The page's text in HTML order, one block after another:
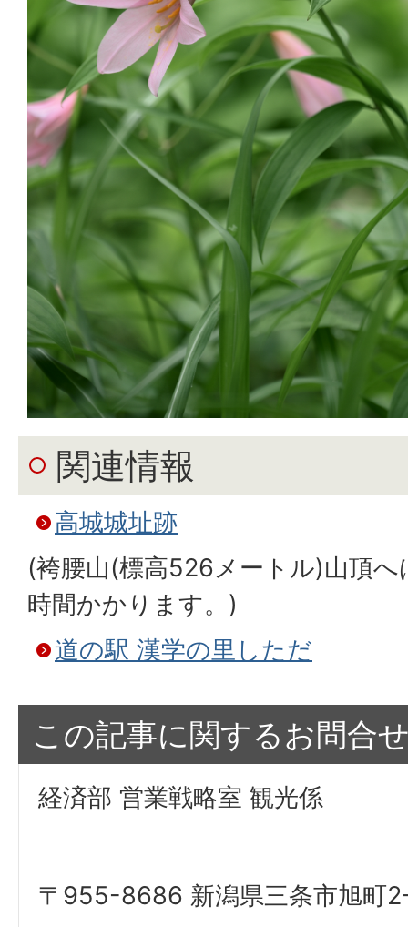
関連情報
高城城址跡
(袴腰山(標高526メートル)山頂へ
時間かかります。)
道の駅 漢学の里しただ
この記事に関するお問合
経済部 営業戦略室 観光係
〒955-8686 新潟県三条市旭町